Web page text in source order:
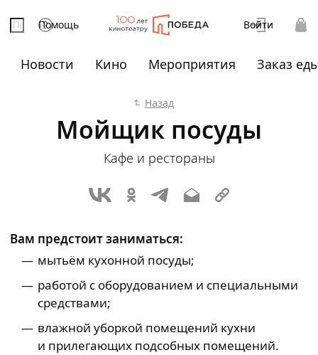
Помощь Войти
Новости Кино Мероприятия Заказ
Назад
Мойщик посуды
Кафе и рестораны
Вам предстоит заниматься:
мытьём кухонной посуды;
работой с оборудованием и специальными
средствами;
влажной уборкой помещений кухни
и прилегающих подсобных помещений.